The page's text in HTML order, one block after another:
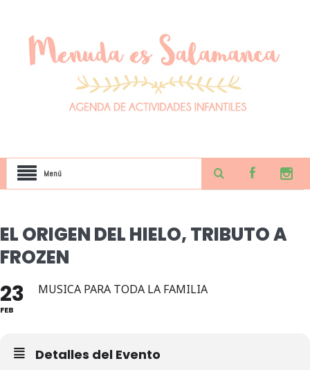
Menú
EL ORIGEN DEL HIELO, TRIBUTO A
FROZEN
23
FEB
MUSICA PARA TODA LA FAMILIA
Detalles del Evento